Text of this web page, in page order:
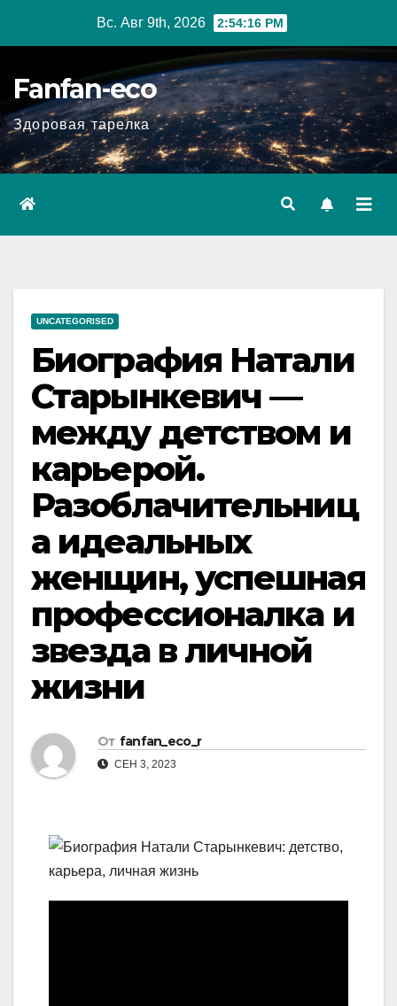
Вс. Авг 9th, 2026 2:54:18 PM
Fanfan-eco
Здоровая тарелка
UNCATEGORISED
Биография Натали
Старынкевич —
между детством и
карьерой.
Разоблачительниц
а идеальных
женщин, успешная
профессионалка и
звезда в личной
жизни
От fanfan_eco_r
СЕН 3, 2023